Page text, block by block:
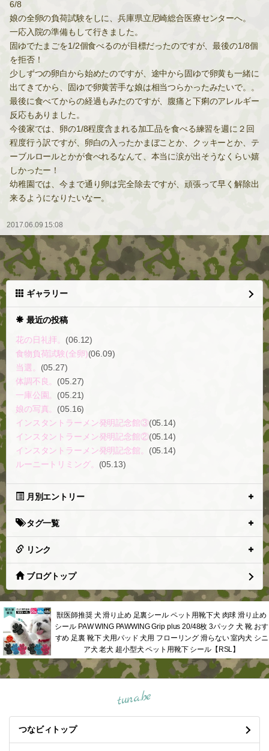
6/8
娘の全卵の負荷試験をしに、兵庫県立尼崎総合医療センターへ。
一応入院の準備もして行きました。
固ゆでたまごを1/2個食べるのが目標だったのですが、最後の1/8個
を拒否！
少しずつの卵白から始めたのですが、途中から固ゆで卵黄も一緒に
出てきてから、固ゆで卵黄苦手な娘は相当つらかったみたいで。。
最後に食べてからの経過もみたのですが、腹痛と下痢のアレルギー
反応もありました。
今後家では、卵の1/8程度含まれる加工品を食べる練習を週に２回
程度行う訳ですが、卵白の入ったかまぼことか、クッキーとか、テ
ーブルロールとかが食べれるなんて、本当に涙が出そうなくらい嬉
しかったー！
幼稚園では、今まで通り卵は完全除去ですが、頑張って早く解除出
来るようになりたいなー。
2017.06.09 15:08
ギャラリー
最近の投稿
花の日礼拝。 (06.12)
食物負荷試験(全卵)(06.09)
当選。 (05.27)
体調不良。 (05.27)
一庫公園。 (05.21)
娘の写真。 (05.16)
インスタントラーメン発明記念館③(05.14)
インスタントラーメン発明記念館②(05.14)
インスタントラーメン発明記念館。 (05.14)
ルーニートリミング。 (05.13)
月別エントリー
タグ一覧
リンク
ブログトップ
獣医師推奨 犬 滑り止め 足裏シール ペット用靴下犬 肉球 滑り止め
シール PAW WING PAWWING Grip plus 20/48枚 3パック 犬 靴 おす
すめ 足裏 靴下 犬用パッド 犬用 フローリング 滑らない 室内犬 シニ
ア犬 老犬 超小型犬 ペット用靴下 シール【RSL】
tuna.be
つなビィトップ